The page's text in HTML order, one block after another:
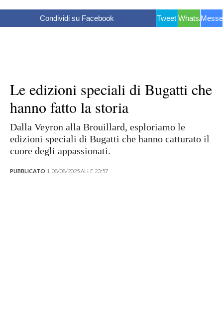
Condividi su Facebook Tweet WhatsApp
Le edizioni speciali di Bugatti che
hanno fatto la storia
Dalla Veyron alla Brouillard, esploriamo le
edizioni speciali di Bugatti che hanno catturato il
cuore degli appassionati.
PUBBLICATO IL 08/08/2025 ALLE 23:57